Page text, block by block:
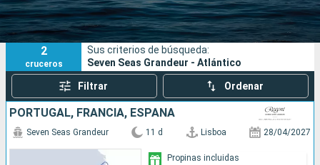
Puertos Compañías
Buscar
2
cruceros
Sus criterios de búsqueda:
Seven Seas Grandeur - Atlántico
Filtrar Ordenar
PORTUGAL, FRANCIA, ESPAÑA
Seven Seas Grandeur 11 d Lisboa 28/04/2027
Propinas incluidas